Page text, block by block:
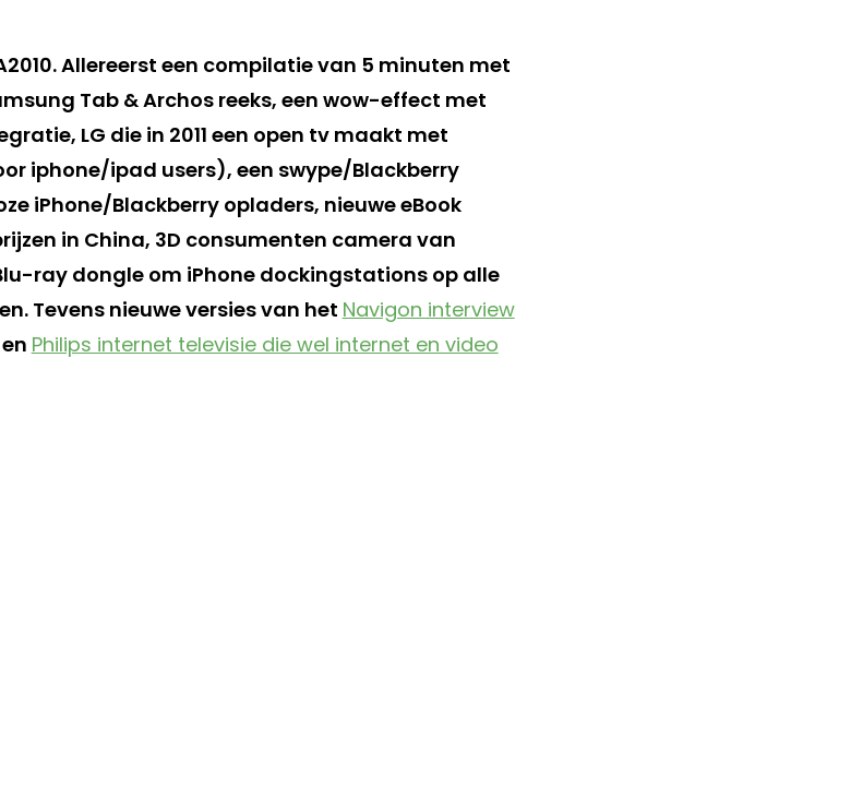
Allereerst een compilatie van 5 minuten met
Tab & Archos reeks, een wow-effect met
LG die in 2011 een open tv maakt met
iphone/ipad users), een swype/Blackberry
iPhone/Blackberry opladers, nieuwe eBook
in China, 3D consumenten camera van
ray dongle om iPhone dockingstations op alle
Tevens nieuwe versies van het Navigon interview
Philips internet televisie die wel internet en video